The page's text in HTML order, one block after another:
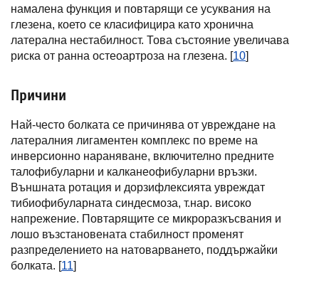
намалена функция и повтарящи се усуквания на
глезена, което се класифицира като хронична
латерална нестабилност. Това състояние увеличава
риска от ранна остеоартроза на глезена. [10]
Причини
Най-често болката се причинява от увреждане на
латералния лигаментен комплекс по време на
инверсионно нараняване, включително предните
талофибуларни и калканеофибуларни връзки.
Външната ротация и дорзифлексията увреждат
тибиофибуларната синдесмоза, т.нар. високо
напрежение. Повтарящите се микроразкъсвания и
лошо възстановената стабилност променят
разпределението на натоварването, поддържайки
болката. [11]